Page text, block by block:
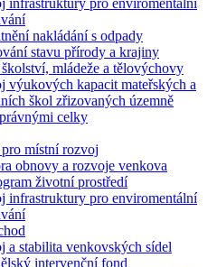
infrastruktury pro enviromentální
nakládání s odpady
stavu přírody a krajiny
mládeže a tělovýchovy
výukových kapacit mateřských a
škol zřizovaných územně
celky
místní rozvoj
obnovy a rozvoje venkova
životní prostředí
infrastruktury pro enviromentální
a stabilita venkovských sídel
intervenční fond